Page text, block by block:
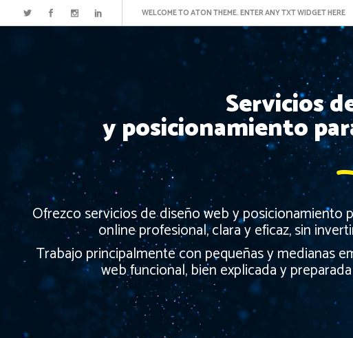
WELCOME TO ATON THEME. ENTER ANY TXT WIDGET HERE
Servicios
y posicionamiento
Ofrezco servicios de diseño web y posicionamiento
online profesional, clara y eficaz, sin
Trabajo principalmente con pequeñas y medianas
web funcional, bien explicada y